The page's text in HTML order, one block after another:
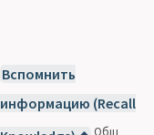
Вспомнить
информацию (Recall
Общ